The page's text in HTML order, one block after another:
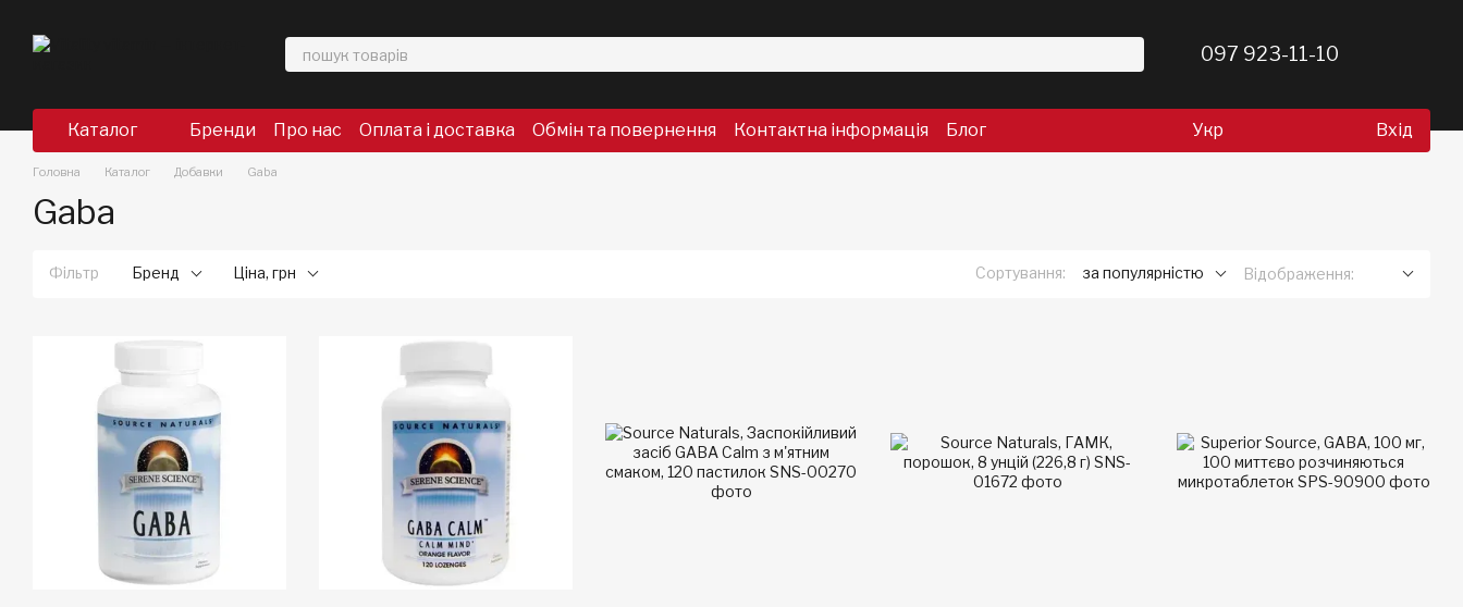
097 923-11-10
Каталог Бренди Про нас Оплата і доставка Обмін та повернення Контактна інформація Блог Укр Вхід
Головна Каталог Добавки Gaba
Gaba
Фільтр Бренд Ціна, грн Сортування: за популярністю Відображення: